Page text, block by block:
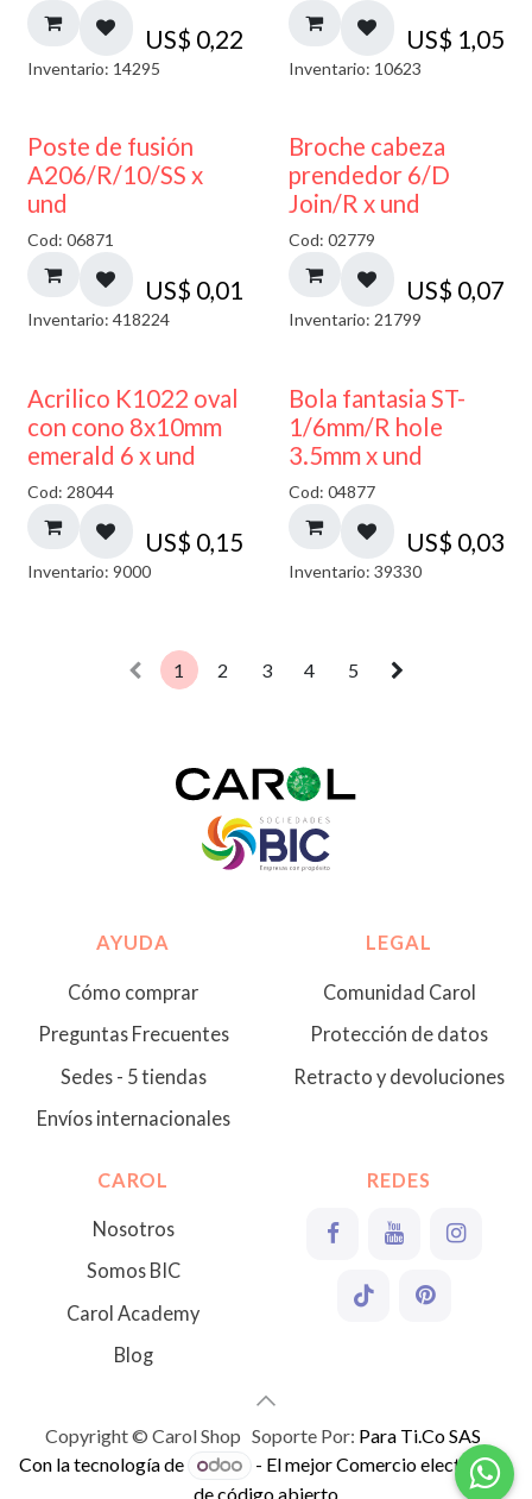
US$ 0,22
Inventario: 14295
US$ 1,05
Inventario: 10623
Poste de fusión
A206/R/10/SS x
und
Cod: 06871
US$ 0,01
Inventario: 418224
Broche cabeza
prendedor 6/D
Join/R x und
Cod: 02779
US$ 0,07
Inventario: 21799
Acrilico K1022 oval
con cono 8x10mm
emerald 6 x und
Cod: 28044
US$ 0,15
Inventario: 9000
Bola fantasia ST-
1/6mm/R hole
3.5mm x und
Cod: 04877
US$ 0,03
Inventario: 39330
1 2 3 4 5
AYUDA
Cómo comprar
Preguntas Frecuentes
Sedes - 5 tiendas
Envíos internacionales
LEGAL
Comunidad Carol
Protección de datos
Retracto y devoluciones
CAROL
Nosotros
Somos BIC
Carol Academy
Blog
REDES
Copyright © Carol Shop Soporte Por: Para Ti.Co SAS
Con la tecnología de
- El mejorComercio electrónico
de código abierto